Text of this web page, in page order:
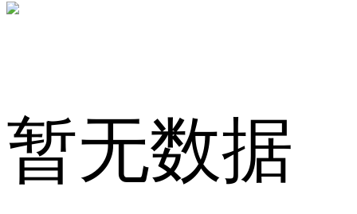
分
暂无数据